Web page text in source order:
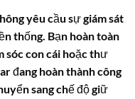
yêu cầu sự giám sát
thống. Bạn hoàn toàn
sóc con cái hoặc thư
đang hoàn thành công
sang chế độ giữ